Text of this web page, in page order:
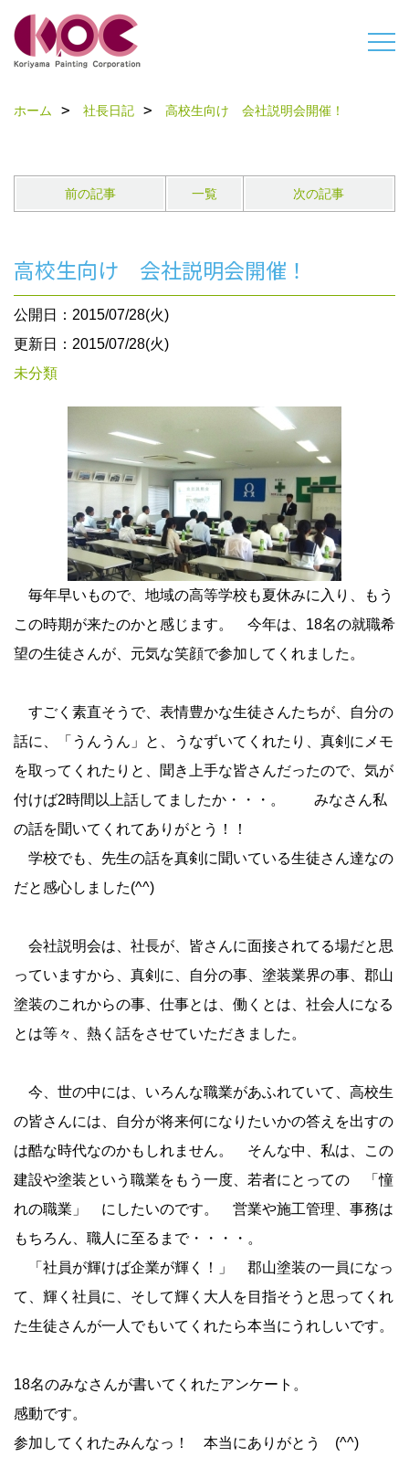
ホーム 社長日記 高校生向け 会社説明会開催！
前の記事 一覧 次の記事
高校生向け 会社説明会開催！
公開日：2015/07/28(火)
更新日：2015/07/28(火)
未分類
毎年早いもので、地域の高等学校も夏休みに入り、もう
この時期が来たのかと感じます。 今年は、18名の就職希
望の生徒さんが、元気な笑顔で参加してくれました。
すごく素直そうで、表情豊かな生徒さんたちが、自分の
話に、「うんうん」と、うなずいてくれたり、真剣にメモ
を取ってくれたりと、聞き上手な皆さんだったので、気が
付けば2時間以上話してましたか・・・。 みなさん私
の話を聞いてくれてありがとう！！
学校でも、先生の話を真剣に聞いている生徒さん達なの
だと感心しました(^^)
会社説明会は、社長が、皆さんに面接されてる場だと思
っていますから、真剣に、自分の事、塗装業界の事、郡山
塗装のこれからの事、仕事とは、働くとは、社会人になる
とは等々、熱く話をさせていただきました。
今、世の中には、いろんな職業があふれていて、高校生
の皆さんには、自分が将来何になりたいかの答えを出すの
は酷な時代なのかもしれません。 そんな中、私は、この
建設や塗装という職業をもう一度、若者にとっての 「憧
れの職業」 にしたいのです。 営業や施工管理、事務は
もちろん、職人に至るまで・・・・。
「社員が輝けば企業が輝く！」 郡山塗装の一員になっ
て、輝く社員に、そして輝く大人を目指そうと思ってくれ
た生徒さんが一人でもいてくれたら本当にうれしいです。
18名のみなさんが書いてくれたアンケート。
感動です。
参加してくれたみんなっ！ 本当にありがとう (^^)